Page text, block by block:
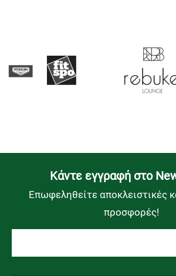
Kάντε εγγραφή στο
Επωφεληθείτε αποκλειστικές
προσφορές!